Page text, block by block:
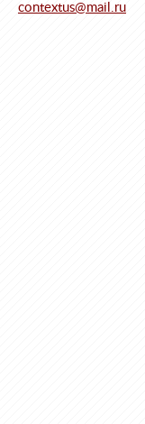
contextus@mail.ru